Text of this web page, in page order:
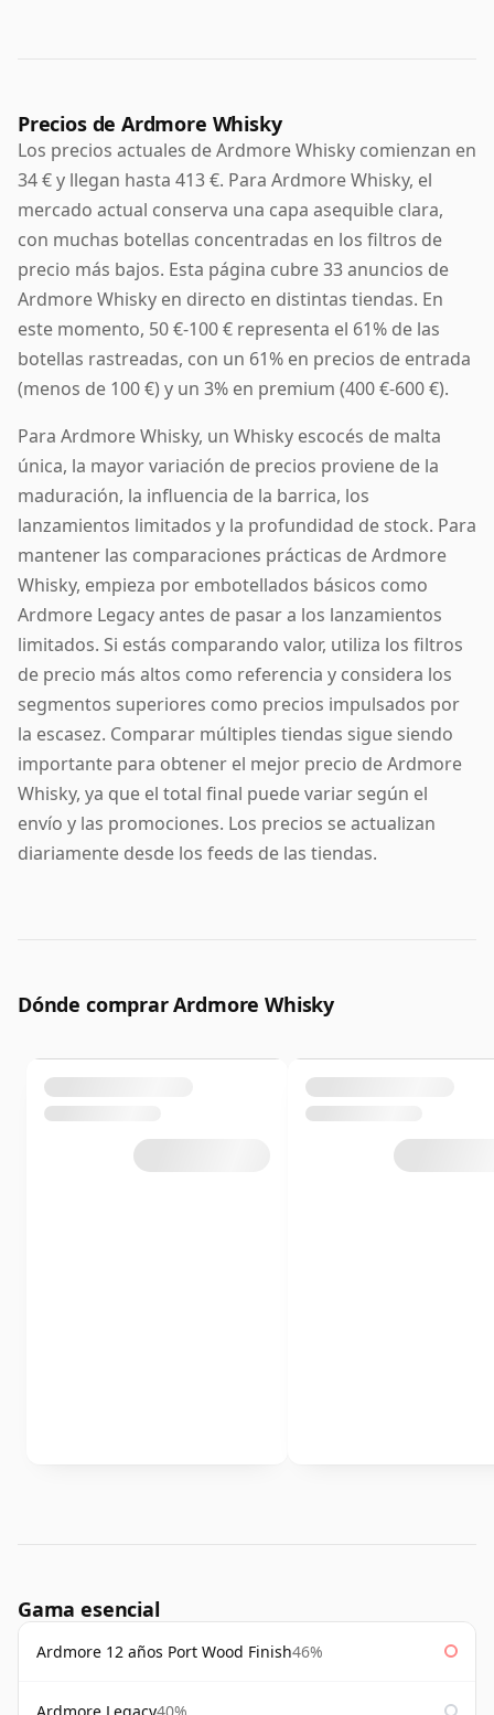
Precios de Ardmore Whisky
Los precios actuales de Ardmore Whisky comienzan en
34 € y llegan hasta 413 €. Para Ardmore Whisky, el
mercado actual conserva una capa asequible clara,
con muchas botellas concentradas en los filtros de
precio más bajos. Esta página cubre 33 anuncios de
Ardmore Whisky en directo en distintas tiendas. En
este momento, 50 €-100 € representa el 61% de las
botellas rastreadas, con un 61% en precios de entrada
(menos de 100 €) y un 3% en premium (400 €-600 €).
Para Ardmore Whisky, un Whisky escocés de malta
única, la mayor variación de precios proviene de la
maduración, la influencia de la barrica, los
lanzamientos limitados y la profundidad de stock. Para
mantener las comparaciones prácticas de Ardmore
Whisky, empieza por embotellados básicos como
Ardmore Legacy antes de pasar a los lanzamientos
limitados. Si estás comparando valor, utiliza los filtros
de precio más altos como referencia y considera los
segmentos superiores como precios impulsados por
la escasez. Comparar múltiples tiendas sigue siendo
importante para obtener el mejor precio de Ardmore
Whisky, ya que el total final puede variar según el
envío y las promociones. Los precios se actualizan
diariamente desde los feeds de las tiendas.
Dónde comprar Ardmore Whisky
Gama esencial
Ardmore 12 años Port Wood Finish46%